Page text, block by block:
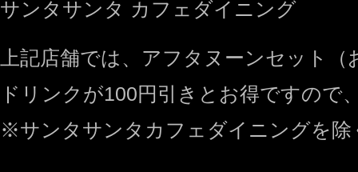
サンタサンタ カフェダイニング
上記店舗では、アフタヌーンセット
ドリンクが100円引きとお得ですので
※サンタサンタカフェダイニングを除